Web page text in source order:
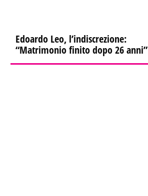
Edoardo Leo, l’indiscrezione:
“Matrimonio finito dopo 26 anni”